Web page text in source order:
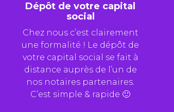
Dépôt de votre capital
social
Chez nous c’est clairement
une formalité ! Le dépôt de
votre capital social se fait à
distance auprès de l’un de
nos notaires partenaires.
C’est simple & rapide 🙂